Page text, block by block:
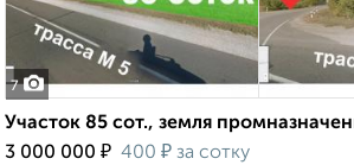
7
Участок 85 сот., земля
3 000 000 ₽ 400 ₽ за сотку